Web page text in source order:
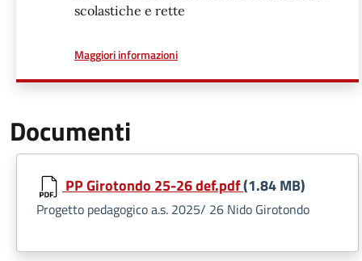
scolastiche e rette
Maggiori informazionia proposito di
Documenti
PP Girotondo 25-26 def.pdf(1.84 MB)
Progetto pedagogico a.s. 2025/ 26 Nido Girotondo